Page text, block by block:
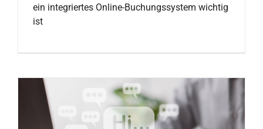
ein integriertes Online-Buchungssystem wichtig
ist